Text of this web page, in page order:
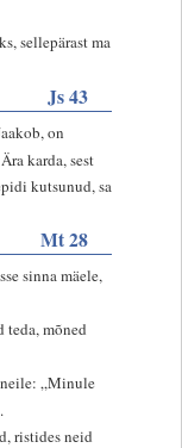
sellepärast ma
Js 43
on
karda, sest
kutsunud, sa
Mt 28
sinna mäele,
teda, mõned
neile: „Minule
ristides neid